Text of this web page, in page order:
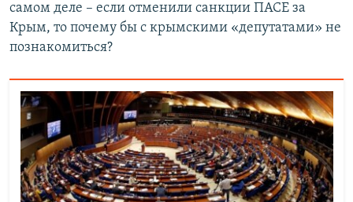
самом деле – если отменили санкции ПАСЕ за
Крым, то почему бы с крымскими «депутатами» не
познакомиться?